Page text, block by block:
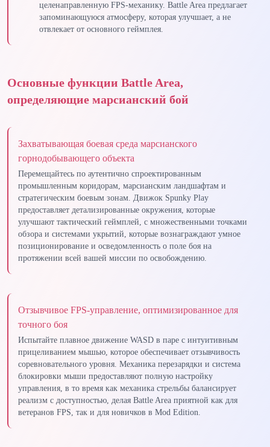
целенаправленную FPS-механику. Battle Area предлагает
запоминающуюся атмосферу, которая улучшает, а не
отвлекает от основного геймплея.
Основные функции Battle Area,
определяющие марсианский бой
Захватывающая боевая среда марсианского
горнодобывающего объекта
Перемещайтесь по аутентично спроектированным
промышленным коридорам, марсианским ландшафтам и
стратегическим боевым зонам. Движок Spunky Play
предоставляет детализированные окружения, которые
улучшают тактический геймплей, с множественными точками
обзора и системами укрытий, которые вознаграждают умное
позиционирование и осведомленность о поле боя на
протяжении всей вашей миссии по освобождению.
Отзывчивое FPS-управление, оптимизированное для
точного боя
Испытайте плавное движение WASD в паре с интуитивным
прицеливанием мышью, которое обеспечивает отзывчивость
соревновательного уровня. Механика перезарядки и система
блокировки мыши предоставляют полную настройку
управления, в то время как механика стрельбы балансирует
реализм с доступностью, делая Battle Area приятной как для
ветеранов FPS, так и для новичков в Mod Edition.